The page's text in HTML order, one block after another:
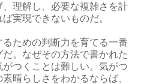
理解し、必要な複雑さを計
実現できないものだ。
ための判断力を育てる一番
。なぜその方法で書かれた
つくことは難しい。気がつ
晴らしさをわかるならば、